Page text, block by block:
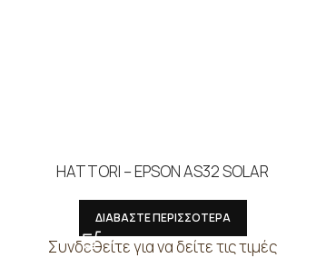
HATTORI – EPSON AS32 SOLAR
ΔΙΑΒΑΣΤΕ ΠΕΡΙΣΣΟΤΕΡΑ
Συνδεθείτε για να δείτε τις τιμές